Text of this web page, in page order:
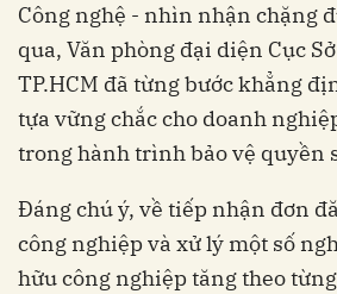
Công nghệ - nhìn nhận chặng
qua, Văn phòng đại diện Cục
TP.HCM đã từng bước khẳng
tựa vững chắc cho doanh
trong hành trình bảo vệ quyền
Đáng chú ý, về tiếp nhận đơn
công nghiệp và xử lý một số
hữu công nghiệp tăng theo